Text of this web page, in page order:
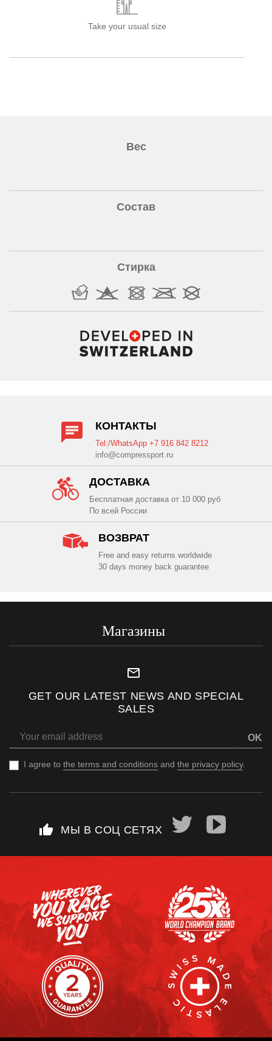
Take your usual size
Вес
Состав
Стирка
КОНТАКТЫ
Tel:/WhatsApp +7 916 842 8212
info@compressport.ru
ДОСТАВКА
Бесплатная доставка от 10 000 руб
По всей России
ВОЗВРАТ
Free and easy returns worldwide
30 days money back guarantee
Магазины
mail_outline
GET OUR LATEST NEWS AND SPECIAL
SALES
OK
I agree to the terms and conditions and the privacy policy.
thumb_up МЫ В СОЦ СЕТЯХ